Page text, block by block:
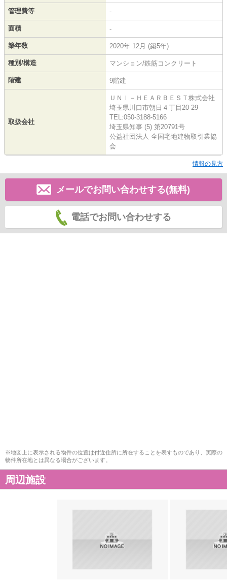
管理費等 -
面積 -
築年数 2020年 12月 (築5年)
種別/構造 マンション/鉄筋コンクリート
階建 9階建
取扱会社
ＵＮＩ－ＨＥＡＲＢＥＳＴ株式会社
埼玉県川口市朝日４丁目20-29
TEL:050-3188-5166
埼玉県知事 (5) 第20791号
公益社団法人 全国宅地建物取引業協
会
情報の見方
メールでお問い合わせする(無料)
電話でお問い合わせする
※地図上に表示される物件の位置は付近住所に所在することを表すものであり、実際の
物件所在地とは異なる場合がございます。
周辺施設